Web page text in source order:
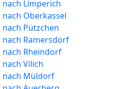
Limperich
Oberkassel
Pützchen
Ramersdorf
Rheindorf
Vilich
nach Müldorf